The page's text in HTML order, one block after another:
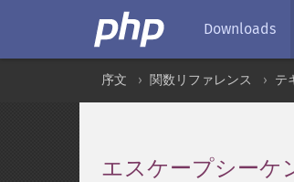
Downloads
序文 関数リファレンス テ
エスケープシーケ